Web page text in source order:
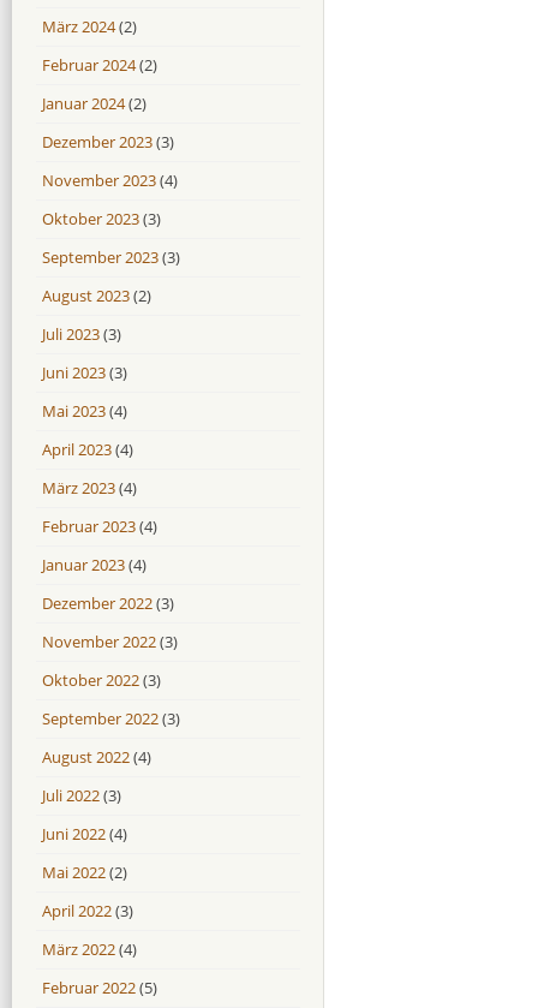
März 2024(2)
Februar 2024(2)
Januar 2024(2)
Dezember 2023(3)
November 2023(4)
Oktober 2023(3)
September 2023(3)
August 2023(2)
Juli 2023(3)
Juni 2023(3)
Mai 2023(4)
April 2023(4)
März 2023(4)
Februar 2023(4)
Januar 2023(4)
Dezember 2022(3)
November 2022(3)
Oktober 2022(3)
September 2022(3)
August 2022(4)
Juli 2022(3)
Juni 2022(4)
Mai 2022(2)
April 2022(3)
März 2022(4)
Februar 2022(5)